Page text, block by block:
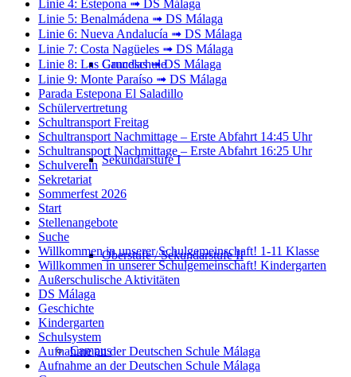
Grundschule
Sekundarstufe I
Oberstufe / Sekundarstufe II
Campus
Linie 4: Estepona ➟ DS Málaga
Linie 5: Benalmádena ➟ DS Málaga
Linie 6: Nueva Andalucía ➟ DS Málaga
Linie 7: Costa Nagüeles ➟ DS Málaga
Linie 8: Las Cancelas ➟ DS Málaga
Linie 9: Monte Paraíso ➟ DS Málaga
Parada Estepona El Saladillo
Schülervertretung
Schultransport Freitag
Schultransport Nachmittage – Erste Abfahrt 14:45 Uhr
Schultransport Nachmittage – Erste Abfahrt 16:25 Uhr
Schulverein
Sekretariat
Sommerfest 2026
Start
Stellenangebote
Suche
Willkommen in unserer Schulgemeinschaft! 1-11 Klasse
Willkommen in unserer Schulgemeinschaft! Kindergarten
Außerschulische Aktivitäten
DS Málaga
Geschichte
Kindergarten
Schulsystem
Aufnahme an der Deutschen Schule Málaga
Aufnahme an der Deutschen Schule Málaga